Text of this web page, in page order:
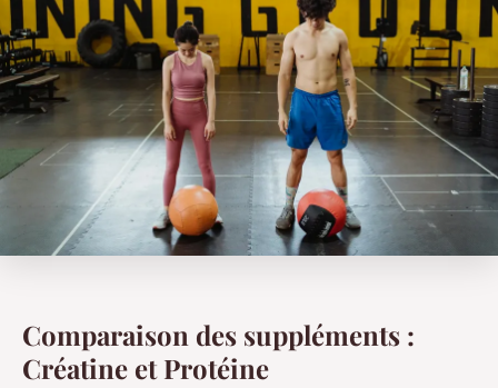
Comparaison des suppléments :
Créatine et Protéine